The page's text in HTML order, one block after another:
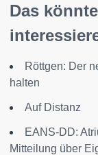
Das
Röttgen: Der
halten
Auf Distanz
EANS-DD:
Mitteilung über